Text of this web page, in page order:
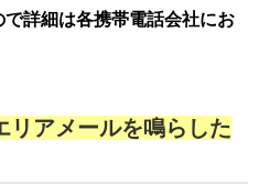
詳細は各携帯電話会社にお
リアメールを鳴らした